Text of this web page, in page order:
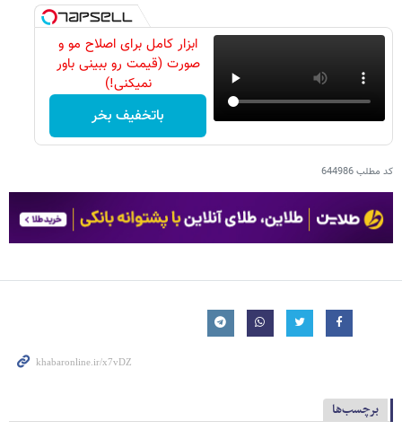
ابزار کامل برای اصلاح مو و
صورت (قیمت رو ببینی باور
نمیکنی!)
باتخفیف بخر
کد مطلب644986
برچسب‌ها